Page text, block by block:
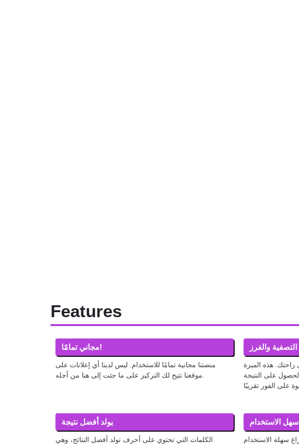
Features
مجاني تمامًا!
منصتنا مجانية تمامًا للاستخدام. ليس لدينا أي إعلانات على
والفرز
راحتك. هذه الميزة
على النتيجة
يولد أفضل نتيجة
الكلمات التي تحتوي على أحرف تولد أفضل النتائج، وهي
سهل الاستخدام
سهلة الاستخدام